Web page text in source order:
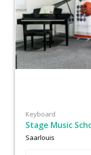
Keyboard
Stage Music
Saarlouis